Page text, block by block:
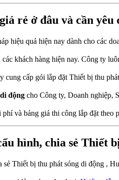
rẻ ở đâu và cần yêu
hiệu quả hiện nay dành cho các
khách hàng hiện nay. Công ty
cấp gói lắp đặt Thiết bị thu
động cho Công ty, Doanh nghiệp,
và bảng giá thi công lắp đặt
hình, chia sẻ Thiết
Thiết bị thu phát sóng di động ,